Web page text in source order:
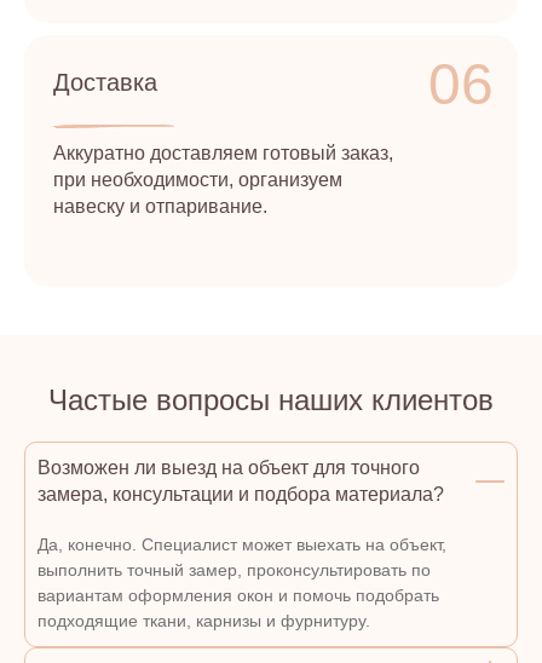
Доставка 06
Аккуратно доставляем готовый заказ,
при необходимости, организуем
навеску и отпаривание.
Частые вопросы наших клиентов
Возможен ли выезд на объект для точного
замера, консультации и подбора материала?
Да, конечно. Специалист может выехать на объект,
выполнить точный замер, проконсультировать по
вариантам оформления окон и помочь подобрать
подходящие ткани, карнизы и фурнитуру.